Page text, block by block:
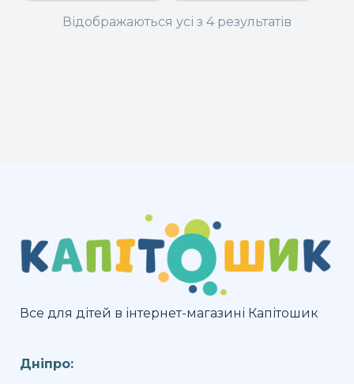
Відображаються усі з 4 результатів
Все для дітей в інтернет-магазині Капітошик
Дніпро: